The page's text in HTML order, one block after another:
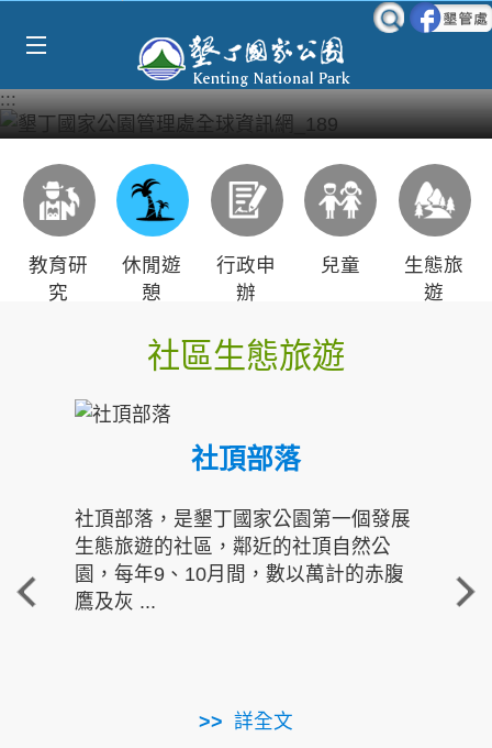
:::
教育研
究
休閒遊
憩
行政申
辦
兒童
生態旅
遊
社區生態旅遊
社頂部落
社頂部落，是墾丁國家公園第一個發展
生態旅遊的社區，鄰近的社頂自然公
園，每年9、10月間，數以萬計的赤腹
鷹及灰 ...
詳全文
重
走進